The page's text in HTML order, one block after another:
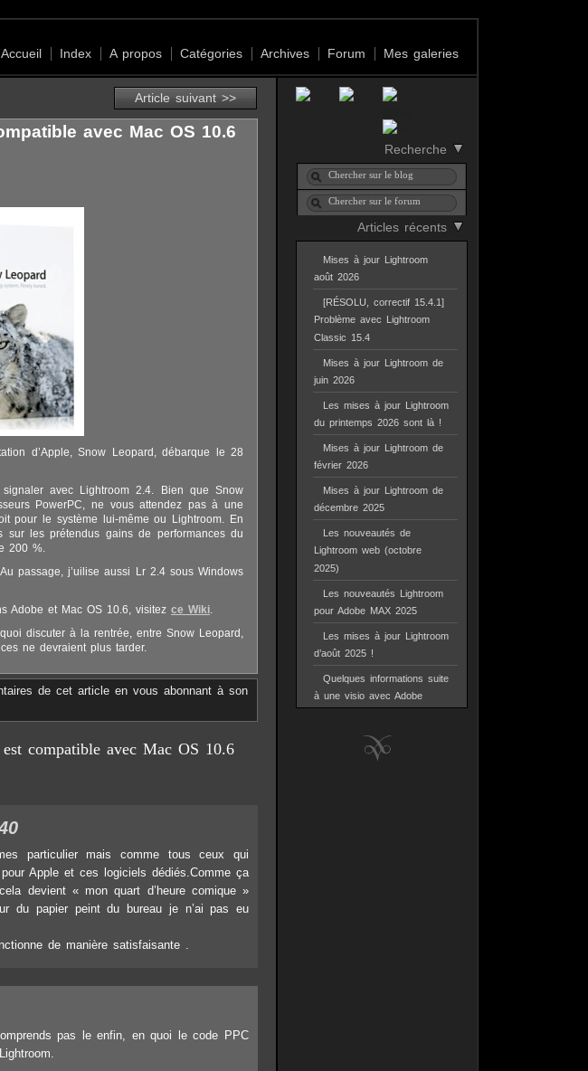
Accueil Index A propos Catégories Archives Forum Mes galeries
Recherche
Articles récents
Mises à jour Lightroom
août 2026
[RÉSOLU, correctif 15.4.1]
Problème avec Lightroom
Classic 15.4
Mises à jour Lightroom de
juin 2026
Les mises à jour Lightroom
du printemps 2026 sont là !
Mises à jour Lightroom de
février 2026
Mises à jour Lightroom de
décembre 2025
Les nouveautés de
Lightroom web (octobre
2025)
Les nouveautés Lightroom
pour Adobe MAX 2025
Les mises à jour Lightroom
d’août 2025 !
Quelques informations suite
à une visio avec Adobe
Article suivant >>
avec Mac OS 10.6
d’Apple, Snow Leopard, débarque le 28
avec Lightroom 2.4. Bien que Snow
PowerPC, ne vous attendez pas à une
pour le système lui-même ou Lightroom. En
sur les prétendus gains de performances du
200 %.
passage, j’uilise aussi Lr 2.4 sous Windows
Adobe et Mac OS 10.6, visitez ce Wiki.
discuter à la rentrée, entre Snow Leopard,
ne devraient plus tarder.
de cet article en vous abonnant à son
compatible avec Mac OS 10.6
particulier mais comme tous ceux qui
Apple et ces logiciels dédiés.Comme ça
devient « mon quart d’heure comique »
du papier peint du bureau je n’ai pas eu
de manière satisfaisante .
pas le enfin, en quoi le code PPC